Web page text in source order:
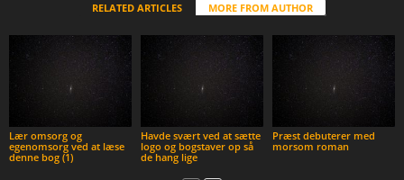
RELATED ARTICLES MORE FROM AUTHOR
Lær omsorg og
egenomsorg ved at læse
denne bog (1)
Havde svært ved at sætte
logo og bogstaver op så
de hang lige
Præst debuterer med
morsom roman